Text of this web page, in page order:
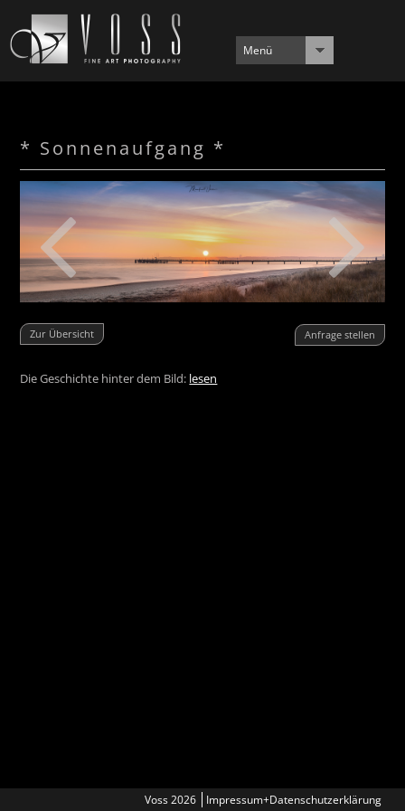
Menü
* Sonnenaufgang *
Zur Übersicht Anfrage stellen
Die Geschichte hinter dem Bild: lesen
Voss 2026 Impressum+Datenschutzerklärung